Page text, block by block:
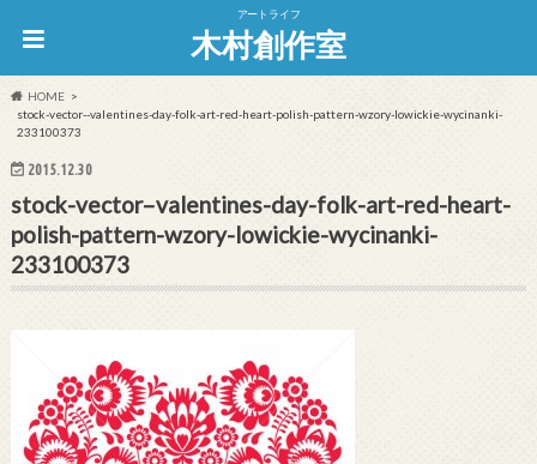
アートライフ
木村創作室
HOME
stock-vector--valentines-day-folk-art-red-heart-polish-pattern-wzory-lowickie-wycinanki-
233100373
2015.12.30
stock-vector–valentines-day-folk-art-red-heart-
polish-pattern-wzory-lowickie-wycinanki-
233100373